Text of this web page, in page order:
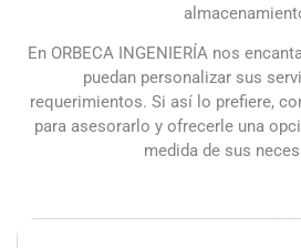
En ORBECA INGENIERÍA nos
puedan personalizar sus
requerimientos. Si así lo prefiere,
para asesorarlo y ofrecerle una
medida de sus